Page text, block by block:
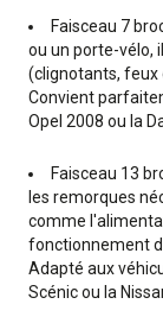
Faisceau 7
ou un porte-vélo,
(clignotants, feux
Convient
Opel 2008 ou la
Faisceau 13
les remorques
comme
fonctionnement
Adapté aux
Scénic ou la